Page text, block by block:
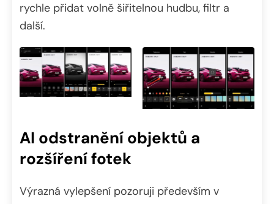
rychle přidat volně šiřitelnou hudbu, filtr a
další.
AI odstranění objektů a
rozšíření fotek
Výrazná vylepšení pozoruji především v